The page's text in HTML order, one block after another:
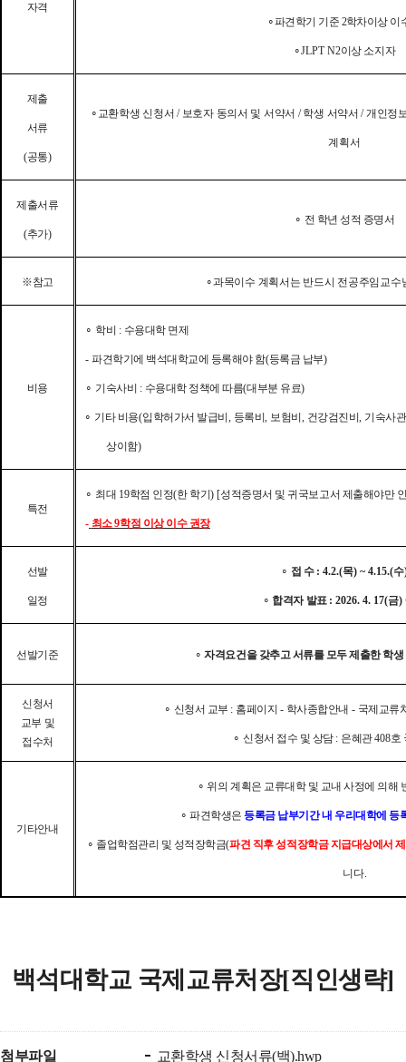
자격
∘파견학기 기준 2학차이상 이
∘JLPT N2이상 소지자
제출
서류
(공통)
∘ 교환학생 신청서/ 보호자 동의서 및 서약서 /학생 서약서/개인정
계획서
제출서류
(추가)
∘ 전 학년 성적 증명서
※참고 ∘과목이수 계획서는 반드시 전공주임교수
비용
∘ 학비 : 수용대학 면제
- 파견학기에 백석대학교에 등록해야 함(등록금 납부)
∘ 기숙사비 : 수용대학 정책에 따름(대부분 유료)
∘ 기타 비용(입학허가서 발급비 , 등록비, 보험비 , 건강검진비, 기숙사
상이함)
특전
∘ 최대 19학점 인정(한 학기) [성적증명서 및 귀국보고서 제출해야만
- 최소9학점 이상 이수 권장
선발
일정
∘ 접 수 : 4.2.(목) ~ 4.15.(수
∘ 합격자 발표 : 2026. 4. 17(금)
선발기준 ∘ 자격요건을 갖추고 서류를 모두 제출한 학
신청서
교부 및
접수처
∘ 신청서 교부 : 홈페이지 - 학사종합안내 - 국제교류
∘ 신청서 접수 및 상담 : 은혜관408호
기타안내
∘ 위의 계획은 교류대학 및 교내 사정에 의해
∘ 파견학생은등록금 납부기간 내 우리대학에 등
∘ 졸업학점관리 및 성적장학금(파견 직후 성적장학금 지급대상에서
니다.
백석대학교 국제교류처장[직인생략]
첨부파일 교환학생 신청서류(백).hwp